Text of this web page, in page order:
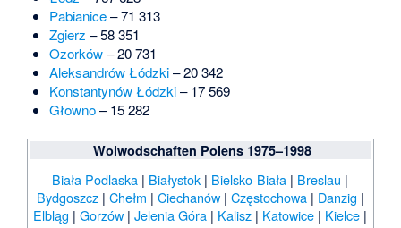
Pabianice– 71 313
Zgierz – 58 351
Ozorków– 20 731
Aleksandrów Łódzki– 20 342
Konstantynów Łódzki– 17 569
Głowno– 15 282
Woiwodschaften Polens 1975–1998
Biała Podlaska | Białystok | Bielsko-Biała | Breslau |
Bydgoszcz| Chełm | Ciechanów| Częstochowa| Danzig |
Elbląg |Gorzów |Jelenia Góra | Kalisz | Katowice | Kielce |